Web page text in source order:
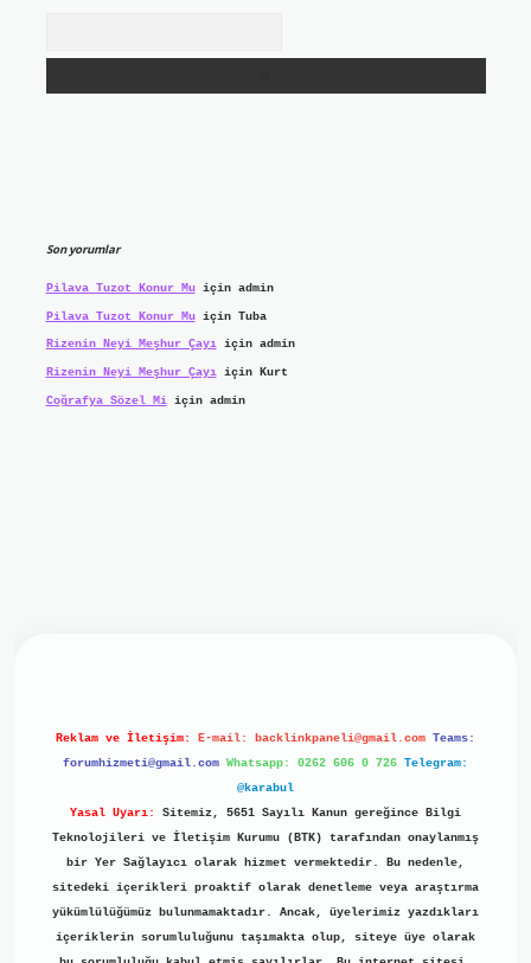
Son yorumlar
Pilava Tuzot Konur Muiçin admin
Pilava Tuzot Konur Muiçin Tuba
Rizenin Neyi Meşhur Çayıiçin admin
Rizenin Neyi Meşhur Çayıiçin Kurt
Coğrafya Sözel Miiçin admin
Reklam ve İletişim: E-mail: backlinkpaneli@gmail.com Teams:
forumhizmeti@gmail.com Whatsapp: 0262 606 0 726 Telegram:
@karabul
Yasal Uyarı:
Sitemiz, 5651 Sayılı Kanun gereğince Bilgi
Teknolojileri ve İletişim Kurumu (BTK) tarafından onaylanmış
bir Yer Sağlayıcı olarak hizmet vermektedir. Bu nedenle,
sitedeki içerikleri proaktif olarak denetleme veya araştırma
yükümlülüğümüz bulunmamaktadır. Ancak, üyelerimiz yazdıkları
içeriklerin sorumluluğunu taşımakta olup, siteye üye olarak